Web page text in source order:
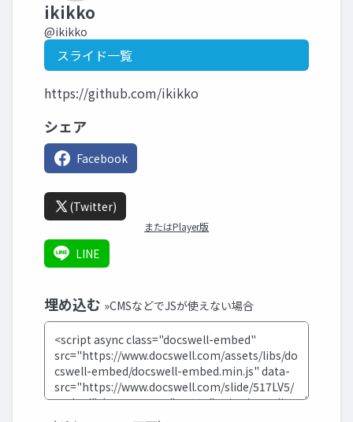
ikikko
@ikikko
スライド一覧
https://github.com/ikikko
シェア
Facebook
(Twitter)
またはPlayer版
LINE
埋め込む »CMSなどでJSが使えない場合